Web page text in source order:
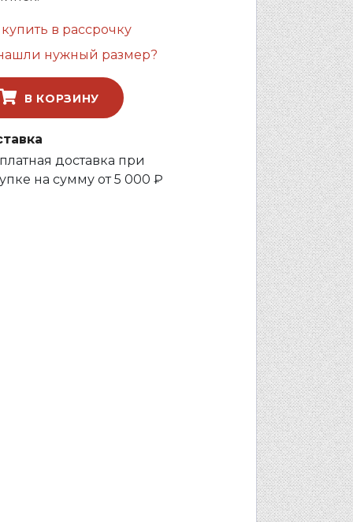
в рассрочку
нужный размер?
В КОРЗИНУ
доставка при
на сумму от 5 000 ₽